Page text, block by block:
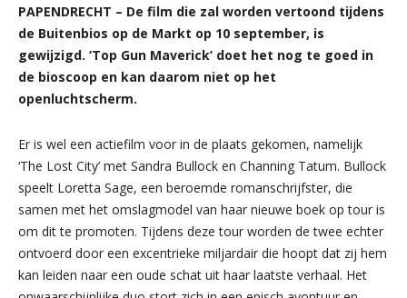
PAPENDRECHT – De film die zal worden vertoond tijdens
de Buitenbios op de Markt op 10 september, is
gewijzigd. ‘Top Gun Maverick’ doet het nog te goed in
de bioscoop en kan daarom niet op het
openluchtscherm.
Er is wel een actiefilm voor in de plaats gekomen, namelijk
‘The Lost City’ met Sandra Bullock en Channing Tatum. Bullock
speelt Loretta Sage, een beroemde romanschrijfster, die
samen met het omslagmodel van haar nieuwe boek op tour is
om dit te promoten. Tijdens deze tour worden de twee echter
ontvoerd door een excentrieke miljardair die hoopt dat zij hem
kan leiden naar een oude schat uit haar laatste verhaal. Het